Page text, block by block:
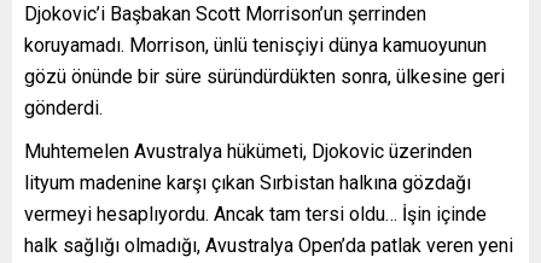
Djokovic’i Başbakan Scott Morrison’un şerrinden
koruyamadı. Morrison, ünlü tenisçiyi dünya kamuoyunun
gözü önünde bir süre süründürdükten sonra, ülkesine geri
gönderdi.
Muhtemelen Avustralya hükümeti, Djokovic üzerinden
lityum madenine karşı çıkan Sırbistan halkına gözdağı
vermeyi hesaplıyordu. Ancak tam tersi oldu… İşin içinde
halk sağlığı olmadığı, Avustralya Open’da patlak veren yeni